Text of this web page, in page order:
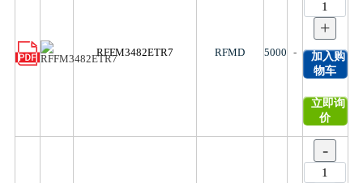
RFFM3482ETR7 RFMD 5000 -
+
加入购
物车
立即询
价
-